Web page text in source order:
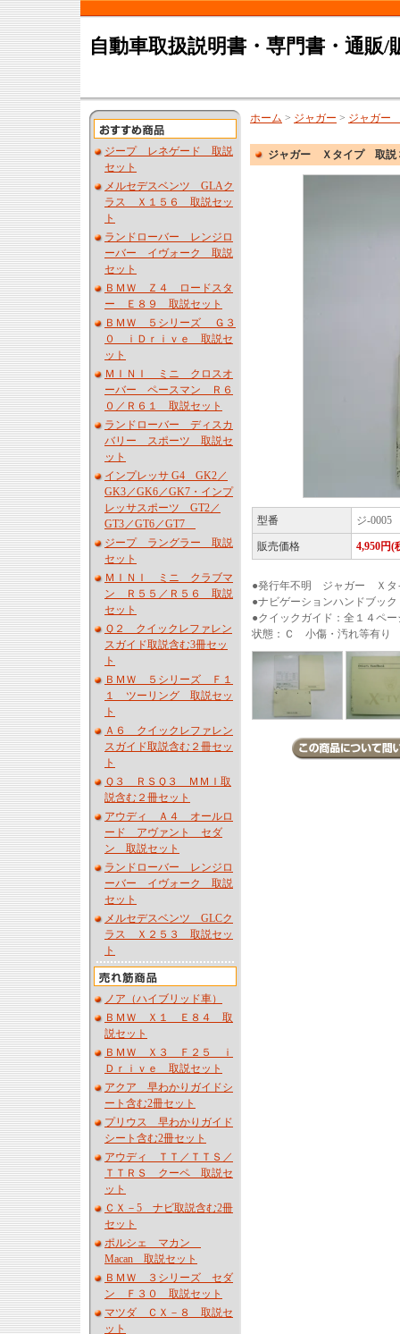
自動車取扱説明書・専門書・通販/
ジープ レネゲード 取説
セット
メルセデスベンツ GLAク
ラス Ｘ１５６ 取説セッ
ト
ランドローバー レンジロ
ーバー イヴォーク 取説
セット
ＢＭＷ Ｚ４ ロードスタ
ー Ｅ８９ 取説セット
ＢＭＷ ５シリーズ Ｇ３
０ ｉＤｒｉｖｅ 取説セ
ット
ＭＩＮＩ ミニ クロスオ
ーバー ペースマン Ｒ６
０／Ｒ６１ 取説セット
ランドローバー ディスカ
バリー スポーツ 取説セ
ット
インプレッサ G4 GK2／
GK3／GK6／GK7・インプ
レッサスポーツ GT2／
GT3／GT6／GT7
ジープ ラングラー 取説
セット
ＭＩＮＩ ミニ クラブマ
ン Ｒ５５／Ｒ５６ 取説
セット
Ｑ２ クイックレファレン
スガイド取説含む3冊セッ
ト
ＢＭＷ ５シリーズ Ｆ１
１ ツーリング 取説セッ
ト
Ａ６ クイックレファレン
スガイド取説含む２冊セッ
ト
Ｑ３ ＲＳＱ３ ＭＭＩ取
説含む２冊セット
アウディ Ａ４ オールロ
ード アヴァント セダ
ン 取説セット
ランドローバー レンジロ
ーバー イヴォーク 取説
セット
メルセデスベンツ GLCク
ラス Ｘ２５３ 取説セッ
ト
ノア（ハイブリッド車）
ＢＭＷ Ｘ１ Ｅ８４ 取
説セット
ＢＭＷ Ｘ３ Ｆ２５ ｉ
Ｄｒｉｖｅ 取説セット
アクア 早わかりガイドシ
ート含む2冊セット
プリウス 早わかりガイド
シート含む2冊セット
アウディ ＴＴ／ＴＴＳ／
ＴＴＲＳ クーペ 取説セ
ット
ＣＸ－5 ナビ取説含む2冊
セット
ポルシェ マカン
Macan 取説セット
ＢＭＷ ３シリーズ セダ
ン Ｆ３０ 取説セット
マツダ ＣＸ－８ 取説セ
ット
ホーム > ジャガー > ジャガー
ジャガー Ｘタイプ 取説
型番 ジ-0005
販売価格 4,950円(
●発行年不明 ジャガー Ｘ
●ナビゲーションハンドブック
●クイックガイド：全１４ペ
状態：Ｃ 小傷・汚れ等有り